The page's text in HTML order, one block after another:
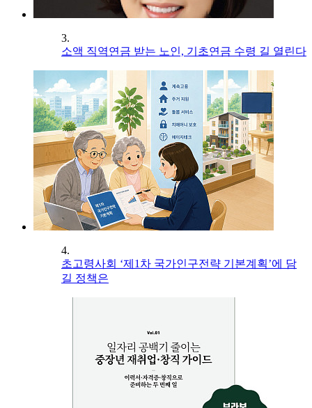
3.
소액 직역연금 받는 노인, 기초연금 수령 길 열린다
4.
초고령사회 ‘제1차 국가인구전략 기본계획’에 담
길 정책은